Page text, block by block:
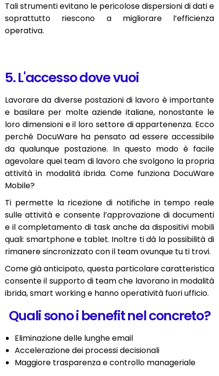
Tali strumenti evitano le pericolose dispersioni di dati e
soprattutto riescono a migliorare l’efficienza
operativa.
5. L'accesso dove vuoi
Lavorare da diverse postazioni di lavoro è importante
e basilare per molte aziende italiane, nonostante le
loro dimensioni e il loro settore di appartenenza. Ecco
perché DocuWare ha pensato ad essere accessibile
da qualunque postazione. In questo modo è facile
agevolare quei team di lavoro che svolgono la propria
attività in modalità ibrida. Come funziona DocuWare
Mobile?
Ti permette la ricezione di notifiche in tempo reale
sulle attività e consente l’approvazione di documenti
e il completamento di task anche da dispositivi mobili
quali: smartphone e tablet. Inoltre ti dà la possibilità di
rimanere sincronizzato con il team ovunque tu ti trovi.
Come già anticipato, questa particolare caratteristica
consente il supporto di team che lavorano in modalità
ibrida, smart working e hanno operatività fuori ufficio.
Quali sono i benefit nel concreto?
Eliminazione delle lunghe email
Accelerazione dei processi decisionali
Maggiore trasparenza e controllo manageriale